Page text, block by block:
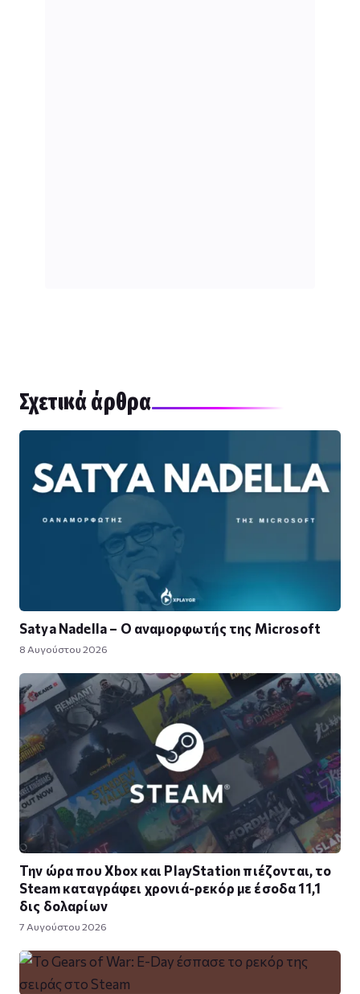
Σχετικά άρθρα
Satya Nadella – Ο αναμορφωτής της Microsoft
8 Αυγούστου 2026
Την ώρα που Xbox και PlayStation πιέζονται, το
Steam καταγράφει χρονιά-ρεκόρ με έσοδα 11,1
δις δολαρίων
7 Αυγούστου 2026